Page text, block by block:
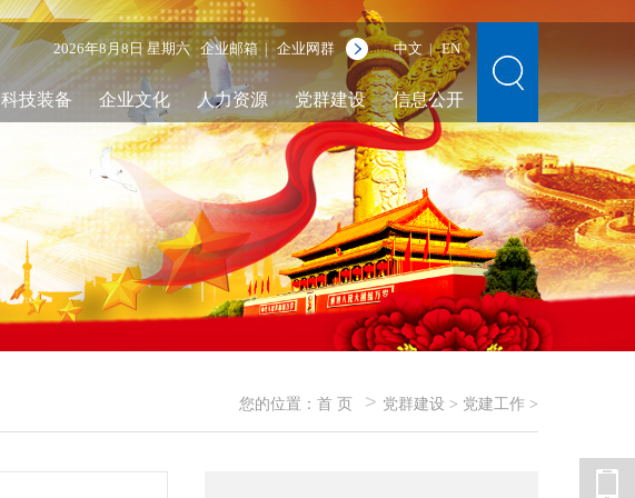
2026年8月8日 星期六企业邮箱 | 企业网群 中文 | EN
科技装备 企业文化 人力资源 党群建设 信息公开
您的位置： 首 页 > 党群建设 > 党建工作 >